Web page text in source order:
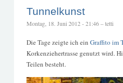
Tunnelkunst
Montag, 18. Juni 2012 - 21:46 – tetti
Die Tage zeigte ich ein Graffito im
Korkenziehertrasse genutzt wird.
Teilen besteht.